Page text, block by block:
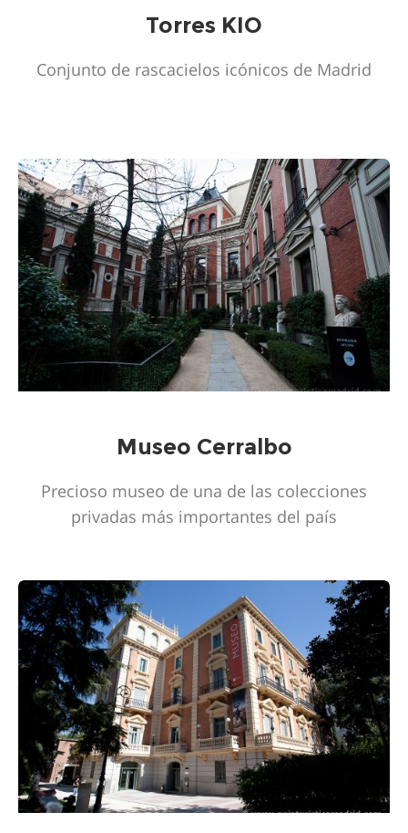
Torres KIO
Conjunto de rascacielos icónicos de Madrid
Museo Cerralbo
Precioso museo de una de las colecciones
privadas más importantes del país